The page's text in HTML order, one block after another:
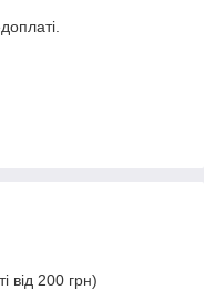
від 200 грн)